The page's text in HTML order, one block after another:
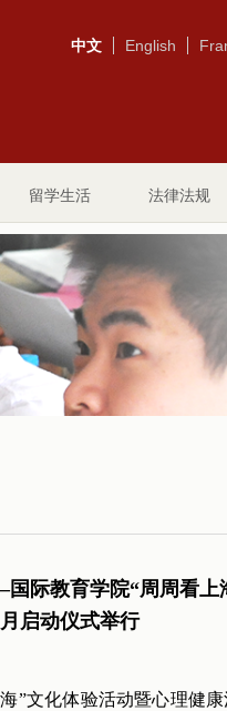
中文 English
留学生活 法律法规
际教育学院“周周看上
月启动仪式举行
”文化体验活动暨心理健